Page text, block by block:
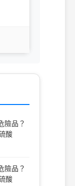
險品？
酸
險品？
酸